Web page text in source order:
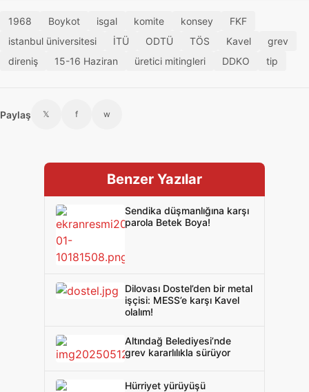
1968 Boykot isgal komite konsey
FKF
istanbul üniversitesi
İTÜ ODTÜ TÖS Kavel
grev
direniş
15-16 Haziran üretici mitingleri DDKO tip
Paylaş 𝕏 f w
Benzer Yazılar
Sendika düşmanlığına karşı
parola Betek Boya!
Dilovası Dostel’den bir metal
işçisi: MESS’e karşı Kavel
olalım!
Altındağ Belediyesi’nde
grev kararlılıkla sürüyor
Hürriyet yürüyüşü